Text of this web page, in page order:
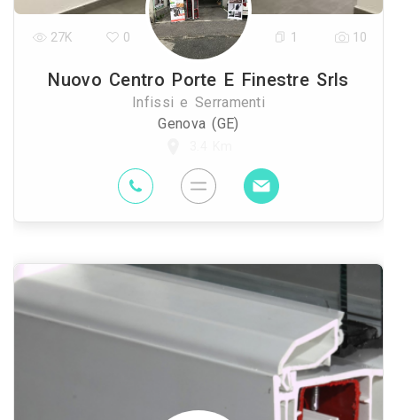
Nuovo Centro Porte E Finestre Srls
Infissi e Serramenti
Genova (GE)
27K 0 1 10